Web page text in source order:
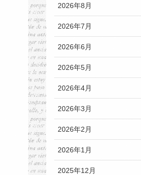
2026年8月
2026年7月
2026年6月
2026年5月
2026年4月
2026年3月
2026年2月
2026年1月
2025年12月